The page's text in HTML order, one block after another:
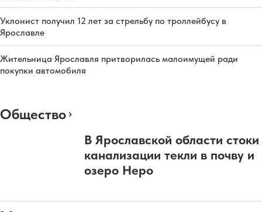
Уклонист получил 12 лет за стрельбу по троллейбусу в
Ярославле
Жительница Ярославля притворилась малоимущей ради
покупки автомобиля
Общество
В Ярославской области стоки
канализации текли в почву и
озеро Неро